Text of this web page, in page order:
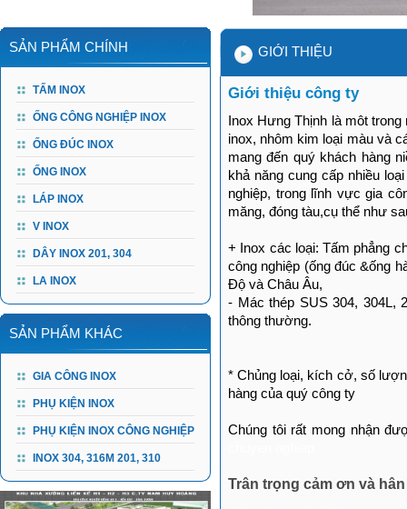
SẢN PHẨM CHÍNH
TẤM INOX
ỐNG CÔNG NGHIỆP INOX
ỐNG ĐÚC INOX
ỐNG INOX
LÁP INOX
V INOX
DÂY INOX 201, 304
LA INOX
SẢN PHẨM KHÁC
GIA CÔNG INOX
PHỤ KIỆN INOX
PHỤ KIỆN INOX CÔNG NGHIỆP
INOX 304, 316M 201, 310
GIỚI THIỆU
Giới thiệu công ty
Inox Hưng Thịnh là môt
inox, nhôm kim loại màu và
mang đến quý khách hàng
khả năng cung cấp nhiều
nghiệp, trong lĩnh vực gia
măng, đóng tàu,cụ thể như
+ Inox các loại: Tấm phẳng
công nghiệp (ống đúc &ống
Độ và Châu Âu,
- Mác thép SUS 304, 304L,
thông thường.
* Chủng loại, kích cở, số
hàng của quý công ty
Chúng tôi rất mong nhận
Trân trọng cảm ơn và